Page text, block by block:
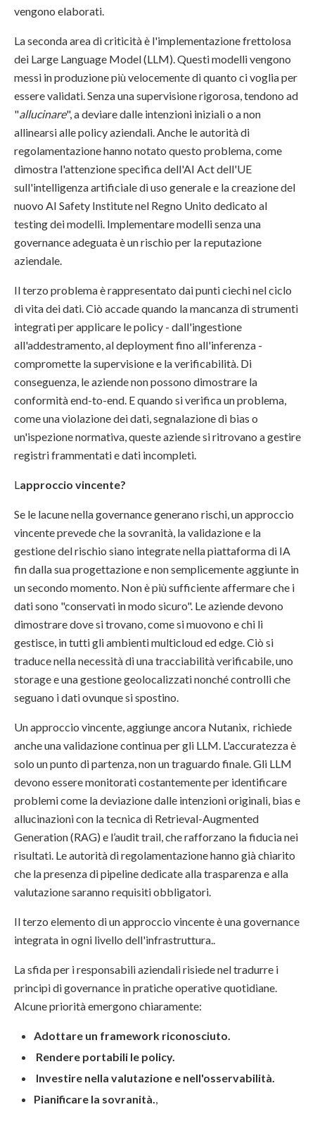
vengono elaborati.
La seconda area di criticità è l'implementazione frettolosa
dei Large Language Model (LLM). Questi modelli vengono
messi in produzione più velocemente di quanto ci voglia per
essere validati. Senza una supervisione rigorosa, tendono ad
"allucinare", a deviare dalle intenzioni iniziali o a non
allinearsi alle policy aziendali. Anche le autorità di
regolamentazione hanno notato questo problema, come
dimostra l'attenzione specifica dell'AI Act dell'UE
sull'intelligenza artificiale di uso generale e la creazione del
nuovo AI Safety Institute nel Regno Unito dedicato al
testing dei modelli. Implementare modelli senza una
governance adeguata è un rischio per la reputazione
aziendale.
Il terzo problema è rappresentato dai punti ciechi nel ciclo
di vita dei dati. Ciò accade quando la mancanza di strumenti
integrati per applicare le policy - dall'ingestione
all'addestramento, al deployment fino all'inferenza -
compromette la supervisione e la verificabilità. Di
conseguenza, le aziende non possono dimostrare la
conformità end-to-end. E quando si verifica un problema,
come una violazione dei dati, segnalazione di bias o
un'ispezione normativa, queste aziende si ritrovano a gestire
registri frammentati e dati incompleti.
L approccio vincente?
Se le lacune nella governance generano rischi, un approccio
vincente prevede che la sovranità, la validazione e la
gestione del rischio siano integrate nella piattaforma di IA
fin dalla sua progettazione e non semplicemente aggiunte in
un secondo momento. Non è più sufficiente affermare che i
dati sono "conservati in modo sicuro". Le aziende devono
dimostrare dove si trovano, come si muovono e chi li
gestisce, in tutti gli ambienti multicloud ed edge. Ciò si
traduce nella necessità di una tracciabilità verificabile, uno
storage e una gestione geolocalizzati nonché controlli che
seguano i dati ovunque si spostino.
Un approccio vincente, aggiunge ancora Nutanix, richiede
anche una validazione continua per gli LLM. L'accuratezza è
solo un punto di partenza, non un traguardo finale. Gli LLM
devono essere monitorati costantemente per identificare
problemi come la deviazione dalle intenzioni originali, bias e
allucinazioni con la tecnica di Retrieval-Augmented
Generation (RAG) e l’audit trail, che rafforzano la fiducia nei
risultati. Le autorità di regolamentazione hanno già chiarito
che la presenza di pipeline dedicate alla trasparenza e alla
valutazione saranno requisiti obbligatori.
Il terzo elemento di un approccio vincente è una governance
integrata in ogni livello dell'infrastruttura..
La sfida per i responsabili aziendali risiede nel tradurre i
principi di governance in pratiche operative quotidiane.
Alcune priorità emergono chiaramente:
Adottare un framework riconosciuto.
Rendere portabili le policy.
Investire nella valutazione e nell'osservabilità.
Pianificare la sovranità.